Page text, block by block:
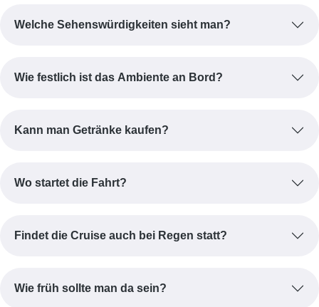
Welche Sehenswürdigkeiten sieht man?
Wie festlich ist das Ambiente an Bord?
Kann man Getränke kaufen?
Wo startet die Fahrt?
Findet die Cruise auch bei Regen statt?
Wie früh sollte man da sein?